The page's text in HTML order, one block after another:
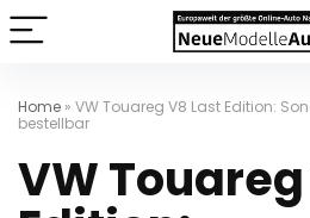
Home » VW Touareg V8 Last Edition:
bestellbar
VW